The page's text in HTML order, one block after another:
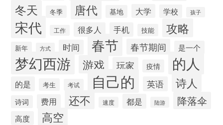
冬天 冬季 唐代 基地 大学 学校 孩子
宋代 工作 很多人 手机 技能 攻略
新年 方式 时间 春节 春节期间 是一个
梦幻西游 游戏 玩家 疫情 的人
的是 考生 考试 自己的 英语 诗人
诗词 费用 还不 速度 都是 陆游 降落伞
高度 高空